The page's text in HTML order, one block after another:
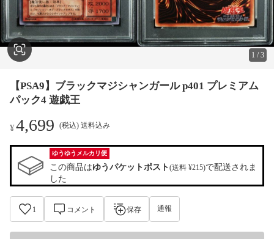
1 /3
【PSA9】ブラックマジシャンガール p401 プレミアム
パック4 遊戯王
¥4,699 (税込) 送料込み
ゆうゆうメルカリ便
この商品はゆうパケットポスト(送料 ¥215)で配送されま
した
1 コメント 保存 通報